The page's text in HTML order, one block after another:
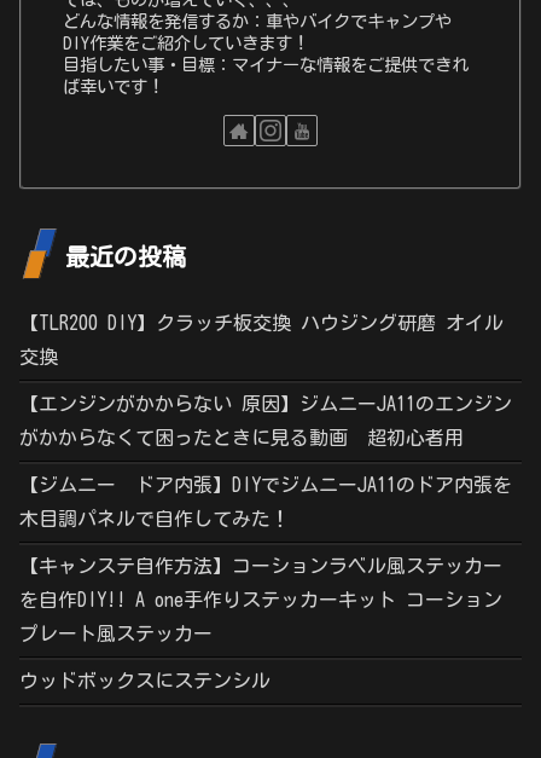
どんな情報を発信するか：車やバイクでキャンプや
DIY作業をご紹介していきます！
目指したい事・目標：マイナーな情報をご提供できれ
ば幸いです！
最近の投稿
【TLR200 DIY】クラッチ板交換 ハウジング研磨 オイル
交換
【エンジンがかからない 原因】ジムニーJA11のエンジン
がかからなくて困ったときに見る動画 超初心者用
【ジムニー ドア内張】DIYでジムニーJA11のドア内張を
木目調パネルで自作してみた！
【キャンステ自作方法】コーションラベル風ステッカー
を自作DIY!! A one手作りステッカーキット コーション
プレート風ステッカー
ウッドボックスにステンシル